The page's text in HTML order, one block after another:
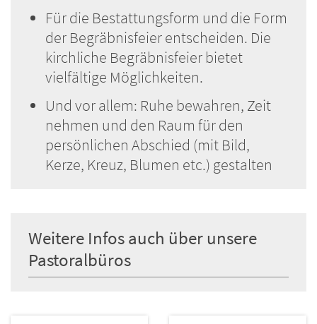
Für die Bestattungsform und die Form
der Begräbnisfeier entscheiden. Die
kirchliche Begräbnisfeier bietet
vielfältige Möglichkeiten.
Und vor allem: Ruhe bewahren, Zeit
nehmen und den Raum für den
persönlichen Abschied (mit Bild,
Kerze, Kreuz, Blumen etc.) gestalten
Weitere Infos auch über unsere
Pastoralbüros